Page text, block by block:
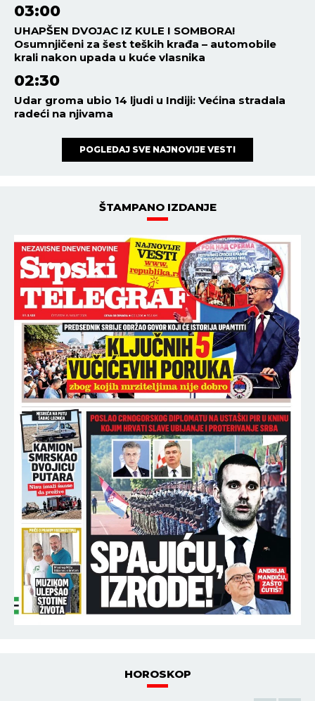
03:00
UHAPŠEN DVOJAC IZ KULE I SOMBORA!
Osumnjičeni za šest teških krađa – automobile
krali nakon upada u kuće vlasnika
02:30
Udar groma ubio 14 ljudi u Indiji: Većina stradala
radeći na njivama
POGLEDAJ SVE NAJNOVIJE VESTI
ŠTAMPANO IZDANJE
HOROSKOP